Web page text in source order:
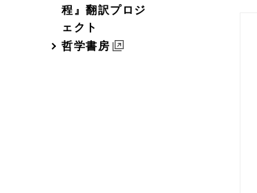
程』翻訳プロジ
ェクト
哲学書房